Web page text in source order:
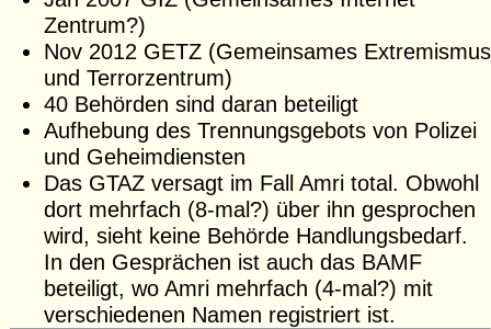
Zentrum?)
Nov 2012 GETZ (Gemeinsames Extremismus
und Terrorzentrum)
40 Behörden sind daran beteiligt
Aufhebung des Trennungsgebots von Polizei
und Geheimdiensten
Das GTAZ versagt im Fall Amri total. Obwohl
dort mehrfach (8-mal?) über ihn gesprochen
wird, sieht keine Behörde Handlungsbedarf.
In den Gesprächen ist auch das BAMF
beteiligt, wo Amri mehrfach (4-mal?) mit
verschiedenen Namen registriert ist.